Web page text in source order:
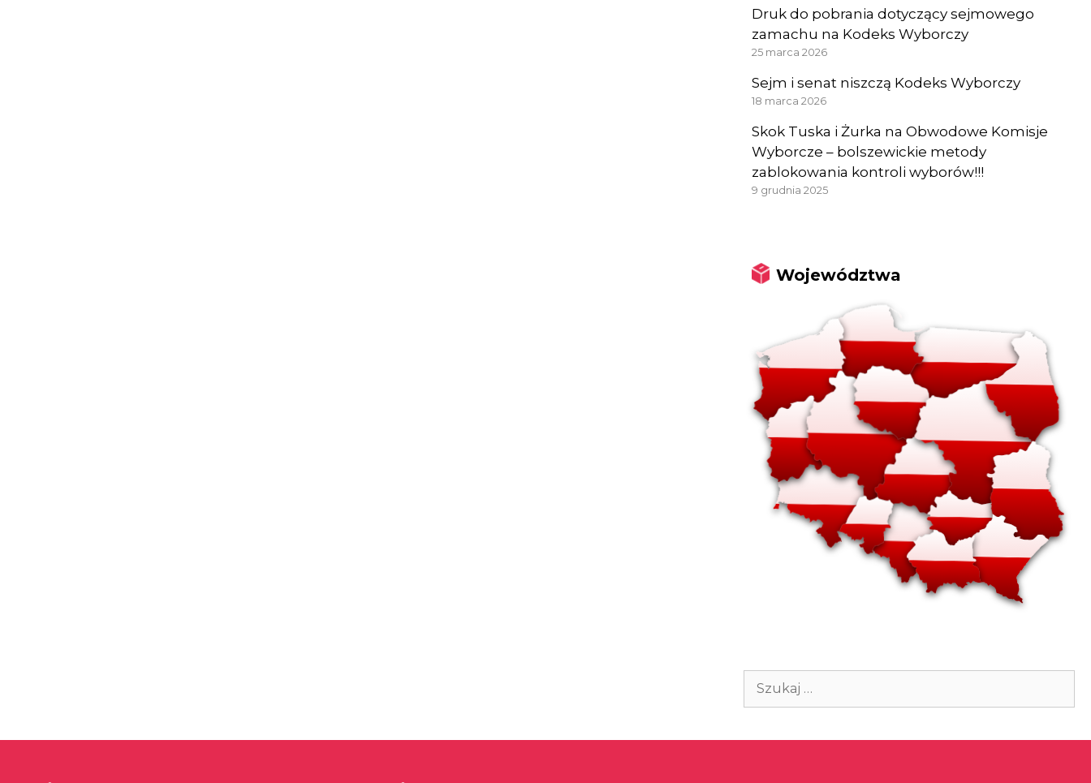
Druk do pobrania dotyczący sejmowego
zamachu na Kodeks Wyborczy
25 marca 2026
Sejm i senat niszczą Kodeks Wyborczy
18 marca 2026
Skok Tuska i Żurka na Obwodowe Komisje
Wyborcze – bolszewickie metody
zablokowania kontroli wyborów!!!
9 grudnia 2025
Województwa
Szukaj: